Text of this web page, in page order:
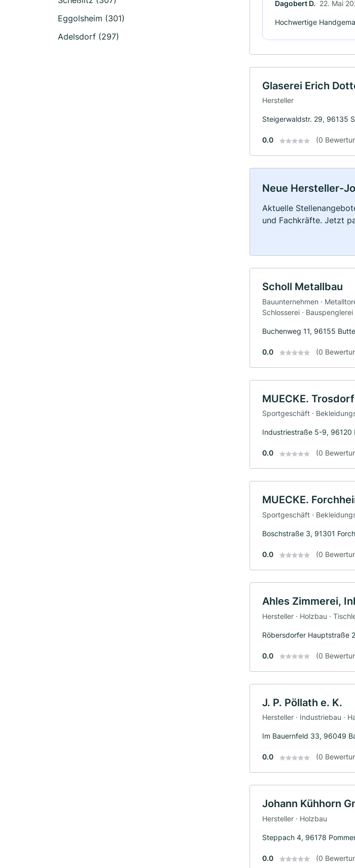
Eggolsheim (301)
Adelsdorf (297)
Dagobert D. 22. Mai
Hochwertige
Glaserei Erich
Hersteller
Steigerwaldstr. 29, 96135
0.0 (0
Neue Hersteller-
Aktuelle
und Fachkräfte. Jetzt
Scholl Metallbau
Bauunternehmen ·
Schlosserei ·
Buchenweg 11, 96155
0.0 (0
MUECKE. Trosdorf
Sportgeschäft ·
Industriestraße 5-9, 96120
0.0 (0
MUECKE.
Sportgeschäft ·
Boschstraße 3, 91301
0.0 (0
Ahles Zimmerei,
Hersteller · Holzbau ·
Röbersdorfer Hauptstraße
0.0 (0
J. P. Pöllath e. K.
Hersteller · Industriebau ·
Im Bauernfeld 33, 96049
0.0 (0
Johann Kühhorn
Hersteller · Holzbau
Steppach 4, 96178
0.0 (0